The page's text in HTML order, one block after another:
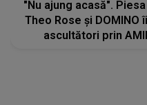
"Nu ajung acasă".
Theo Rose și DOMINO
ascultători prin